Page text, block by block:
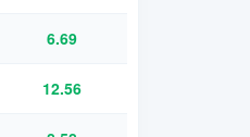
6.69
12.56